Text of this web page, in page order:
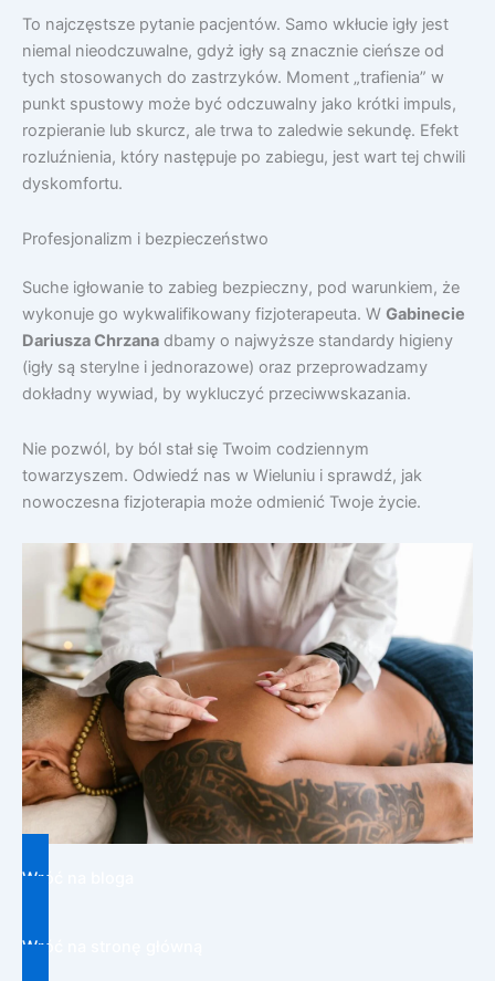
To najczęstsze pytanie pacjentów. Samo wkłucie igły jest
niemal nieodczuwalne, gdyż igły są znacznie cieńsze od
tych stosowanych do zastrzyków. Moment „trafienia” w
punkt spustowy może być odczuwalny jako krótki impuls,
rozpieranie lub skurcz, ale trwa to zaledwie sekundę. Efekt
rozluźnienia, który następuje po zabiegu, jest wart tej chwili
dyskomfortu.
Profesjonalizm i bezpieczeństwo
Suche igłowanie to zabieg bezpieczny, pod warunkiem, że
wykonuje go wykwalifikowany fizjoterapeuta. W Gabinecie
Dariusza Chrzana dbamy o najwyższe standardy higieny
(igły są sterylne i jednorazowe) oraz przeprowadzamy
dokładny wywiad, by wykluczyć przeciwwskazania.
Nie pozwól, by ból stał się Twoim codziennym
towarzyszem. Odwiedź nas w Wieluniu i sprawdź, jak
nowoczesna fizjoterapia może odmienić Twoje życie.
Wróć na bloga
Wróć na stronę główną